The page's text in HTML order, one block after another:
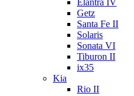
Elantra IV
Getz
Santa Fe II
Solaris
Sonata VI
Tiburon II
ix35
Kia
Rio II